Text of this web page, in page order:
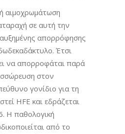
αιμοχρωμάτωση
σε αυτή την
απορρόφησης
Έτσι
να απορροφάται παρά
στον
γονίδιο για τη
HFE και εδράζεται
Η παθολογική
από το